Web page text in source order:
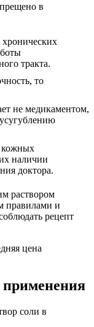
в
тракта.
то
не медикаментом,
кожных
наличии
доктора.
раствором
правилами и
рецепт
цена
применения